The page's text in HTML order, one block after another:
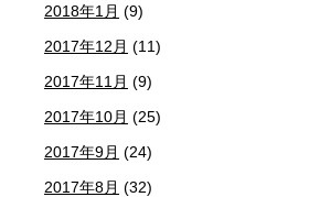
2018年1月 (9)
2017年12月 (11)
2017年11月 (9)
2017年10月 (25)
2017年9月 (24)
2017年8月 (32)